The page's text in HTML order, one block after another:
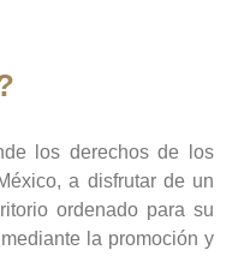
los derechos de los
a disfrutar de un
ordenado para su
la promoción y